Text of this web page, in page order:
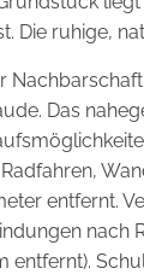
Die ruhige,
Das
entfernt.
nach
entfernt).